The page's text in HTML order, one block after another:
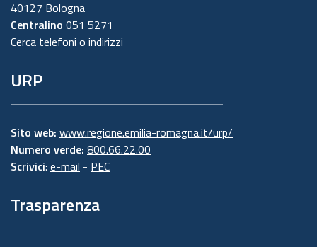
40127 Bologna
Centralino 051 5271
Cerca telefoni o indirizzi
URP
Sito web: www.regione.emilia-romagna.it/urp/
Numero verde: 800.66.22.00
Scrivici: e-mail - PEC
Trasparenza